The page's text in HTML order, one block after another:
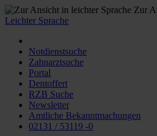
Zur
Leichter Sprache
Notdienstsuche
Zahnarztsuche
Portal
Dentoffert
RZB Suche
Newsletter
Amtliche Bekanntmachungen
02131 / 53119 -0